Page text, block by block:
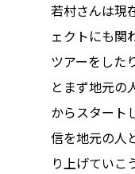
若村さんは現
ェクトにも関
ツアーをした
とまず地元の
からスタート
信を地元の人
り上げていこ